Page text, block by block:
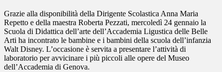
Grazie alla disponibilità della Dirigente Scolastica Anna Maria
Repetto e della maestra Roberta Pezzati, mercoledì 24 gennaio la
Scuola di Didattica dell’arte dell’Accademia Ligustica delle Belle
Arti ha incontrato le bambine e i bambini della scuola dell’infanzia
Walt Disney. L’occasione è servita a presentare l’attività di
laboratorio per avvicinare i più piccoli alle opere del Museo
dell’Accademia di Genova.